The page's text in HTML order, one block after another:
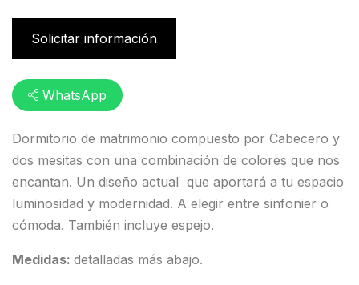
Dormitorio de matrimonio compuesto por Cabecero y
dos mesitas con una combinación de colores que nos
encantan. Un diseño actual que aportará a tu espacio
luminosidad y modernidad. A elegir entre sinfonier o
cómoda. También incluye espejo.
Medidas: detalladas más abajo.
Solicitar información
WhatsApp